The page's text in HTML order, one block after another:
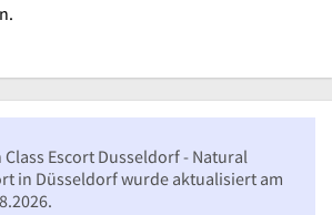
Class Escort Dusseldorf - Natural
in Düsseldorf wurde aktualisiert am